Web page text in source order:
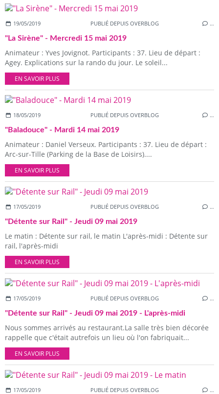
19/05/2019 PUBLIÉ DEPUIS OVERBLOG …
"La Sirène" - Mercredi 15 mai 2019
Animateur : Yves Jovignot. Participants : 37. Lieu de départ :
Agey. Explications sur la rando du jour. Le soleil...
EN SAVOIR PLUS
18/05/2019 PUBLIÉ DEPUIS OVERBLOG …
"Baladouce" - Mardi 14 mai 2019
Animateur : Daniel Verseux. Participants : 37. Lieu de départ :
Arc-sur-Tille (Parking de la Base de Loisirs)....
EN SAVOIR PLUS
17/05/2019 PUBLIÉ DEPUIS OVERBLOG …
"Détente sur Rail" - Jeudi 09 mai 2019
Le matin : Détente sur rail, le matin L'après-midi : Détente sur
rail, l'après-midi
EN SAVOIR PLUS
17/05/2019 PUBLIÉ DEPUIS OVERBLOG …
"Détente sur Rail" - Jeudi 09 mai 2019 - L'après-midi
Nous sommes arrivés au restaurant.La salle très bien décorée
rappelle que c'était autrefois un lieu où l'on fabriquait...
EN SAVOIR PLUS
17/05/2019 PUBLIÉ DEPUIS OVERBLOG …